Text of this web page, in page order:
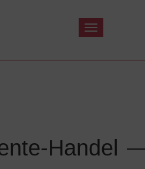
Toggle
navigation
Handel